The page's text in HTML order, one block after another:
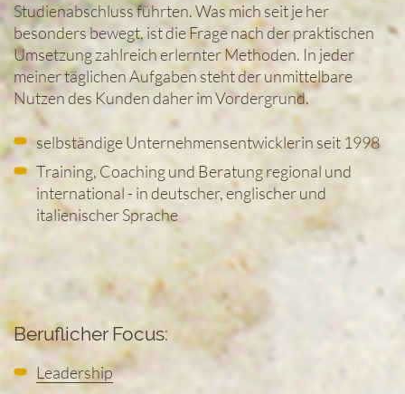
Studienabschluss führten. Was mich seit je her
besonders bewegt, ist die Frage nach der praktischen
Umsetzung zahlreich erlernter Methoden. In jeder
meiner täglichen Aufgaben steht der unmittelbare
Nutzen des Kunden daher im Vordergrund.
selbständige Unternehmensentwicklerin seit 1998
Training, Coaching und Beratung regional und
international - in deutscher, englischer und
italienischer Sprache
Beruflicher Focus:
Leadership